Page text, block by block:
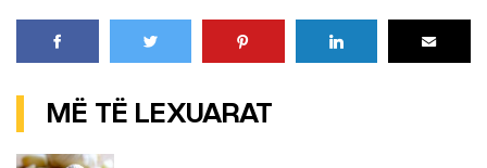
MË TË LEXUARAT